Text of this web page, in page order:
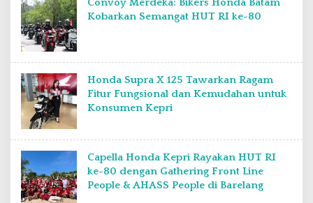
Convoy Merdeka: Bikers Honda Batam
Kobarkan Semangat HUT RI ke-80
Honda Supra X 125 Tawarkan Ragam
Fitur Fungsional dan Kemudahan untuk
Konsumen Kepri
Capella Honda Kepri Rayakan HUT RI
ke-80 dengan Gathering Front Line
People & AHASS People di Barelang